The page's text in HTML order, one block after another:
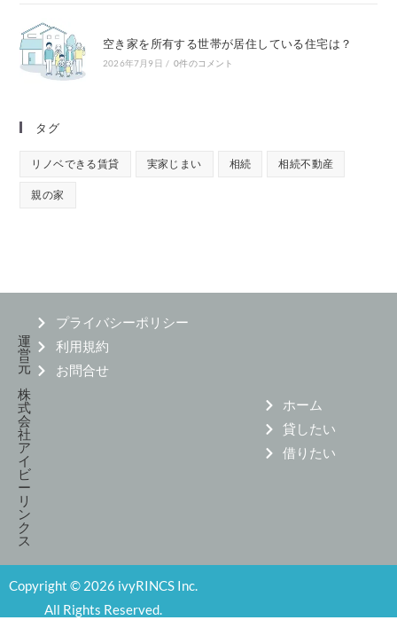
空き家を所有する世帯が居住している住宅は？
2026年7月9日 / 0件のコメント
タグ
リノベできる賃貸 実家じまい 相続 相続不動産
親の家
運
営
元
株
式
会
社
ア
イ
ビ
ー
リ
ン
ク
ス
プライバシーポリシー
利用規約
お問合せ
ホーム
貸したい
借りたい
Copyright © 2026 ivyRINCS Inc.
All Rights Reserved.